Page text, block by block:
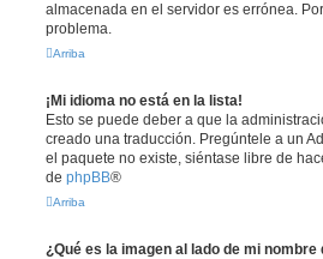
almacenada en el servidor es errónea.
problema.
Arriba
¡Mi idioma no está en la lista!
Esto se puede deber a que la
creado una traducción. Pregúntele a un
el paquete no existe, siéntase libre de
de phpBB®
Arriba
¿Qué es la imagen al lado de mi nombre